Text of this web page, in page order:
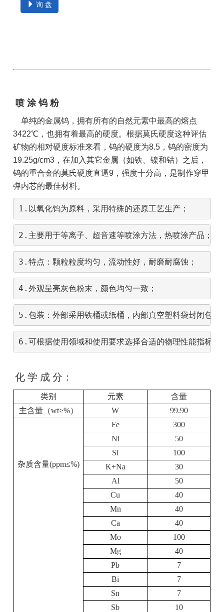
询 盘
喷 涂 钨 粉
单纯的金属钨，拥有所有的自然元素中最高的熔点
3422℃，也拥有着最高的硬度。根据莫氏硬度这种评估
矿物的相对硬度标准来看，钨的硬度为8.5，钨的密度为
19.25g/cm3，在加入其它金属（如铁、镍和钴）之后，
钨的重合金的莫氏硬度直逼9，强度十分高，是制作穿甲
弹内芯的最佳材料。
1. 以氧化钨为原料，采用特殊的还原工艺生产；
2.主要用于等离子、超音速等喷涂方法，热喷涂产品；
3.特点：颗粒粒度均匀，流动性好，耐磨耐腐蚀；
4.外观呈亮灰色粉末，颜色均匀一致；
5.包装：外部采用铁桶或纸桶，内部真空塑料袋封闭包装
6.可根据使用领域和使用要求选择合适的物理性能指标，
化 学 成 分：
类别 元素
含量
主含量（wt≥%） W 99.90
杂质含量(ppm≤%)
Fe
300
Ni
50
Si
100
K+Na
30
Al
50
Cu
40
Mn
40
Ca
40
Mo
100
Mg
40
Pb
7
Bi
7
Sn
7
Sb
10